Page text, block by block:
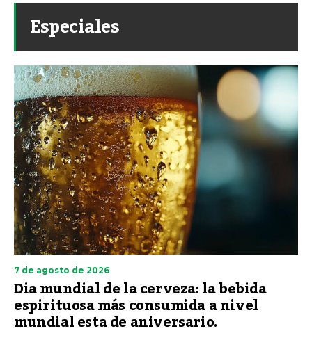
Especiales
7 de agosto de 2026
Dia mundial de la cerveza: la bebida
espirituosa más consumida a nivel
mundial esta de aniversario.